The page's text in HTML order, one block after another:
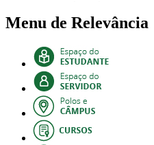
Menu de Relevância